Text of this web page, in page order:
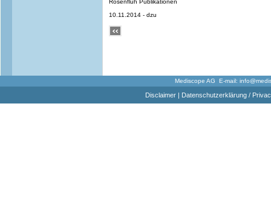
Rosenfluh Publikationen
10.11.2014 - dzu
Mediscope AG E-mail:
Disclaimer| Datenschutzerklärung /